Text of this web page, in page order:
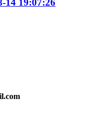
14 19:07:26